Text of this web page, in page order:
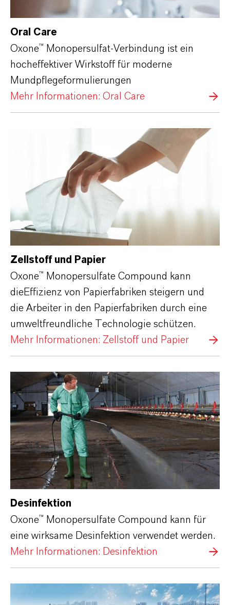
Oral Care
Oxone™ Monopersulfat-Verbindung ist ein
hocheffektiver Wirkstoff für moderne
Mundpflegeformulierungen
Mehr Informationen: Oral Care
Zellstoff und Papier
Oxone™ Monopersulfate Compound kann
dieEffizienz von Papierfabriken steigern und
die Arbeiter in den Papierfabriken durch eine
umweltfreundliche Technologie schützen.
Mehr Informationen: Zellstoff und Papier
Desinfektion
Oxone™ Monopersulfate Compound kann für
eine wirksame Desinfektion verwendet werden.
Mehr Informationen: Desinfektion